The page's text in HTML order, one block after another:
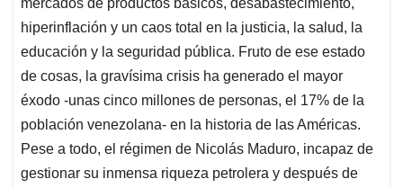
mercados de productos básicos, desabastecimiento,
hiperinflación y un caos total en la justicia, la salud, la
educación y la seguridad pública. Fruto de ese estado
de cosas, la gravísima crisis ha generado el mayor
éxodo -unas cinco millones de personas, el 17% de la
población venezolana- en la historia de las Américas.
Pese a todo, el régimen de Nicolás Maduro, incapaz de
gestionar su inmensa riqueza petrolera y después de